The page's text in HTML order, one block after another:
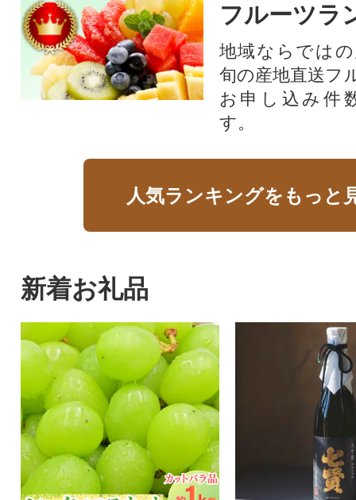
フルーツラ
地域ならでは
旬の産地直送フ
お申し込み件
す。
人気ランキングをもっと
新着お礼品